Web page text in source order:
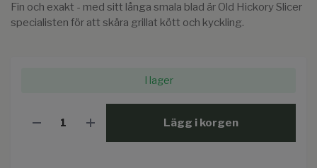
Fin och exakt - med sitt långa smala blad är Old Hickory Slicer
specialisten för att skära grillat kött och kyckling.
I lager
Lägg i korgen